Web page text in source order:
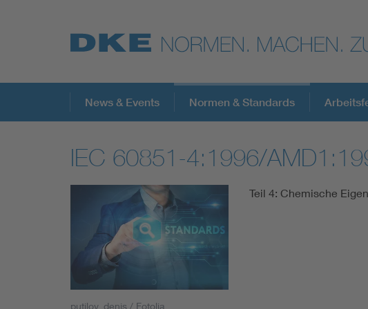
Top-Themen
VDE Fokusthemen
Digital Security
Energy
News & Events Normen & Standards
IEC 60851-4:1996/
putilov_denis / Fotolia
Teil 4: Chemische